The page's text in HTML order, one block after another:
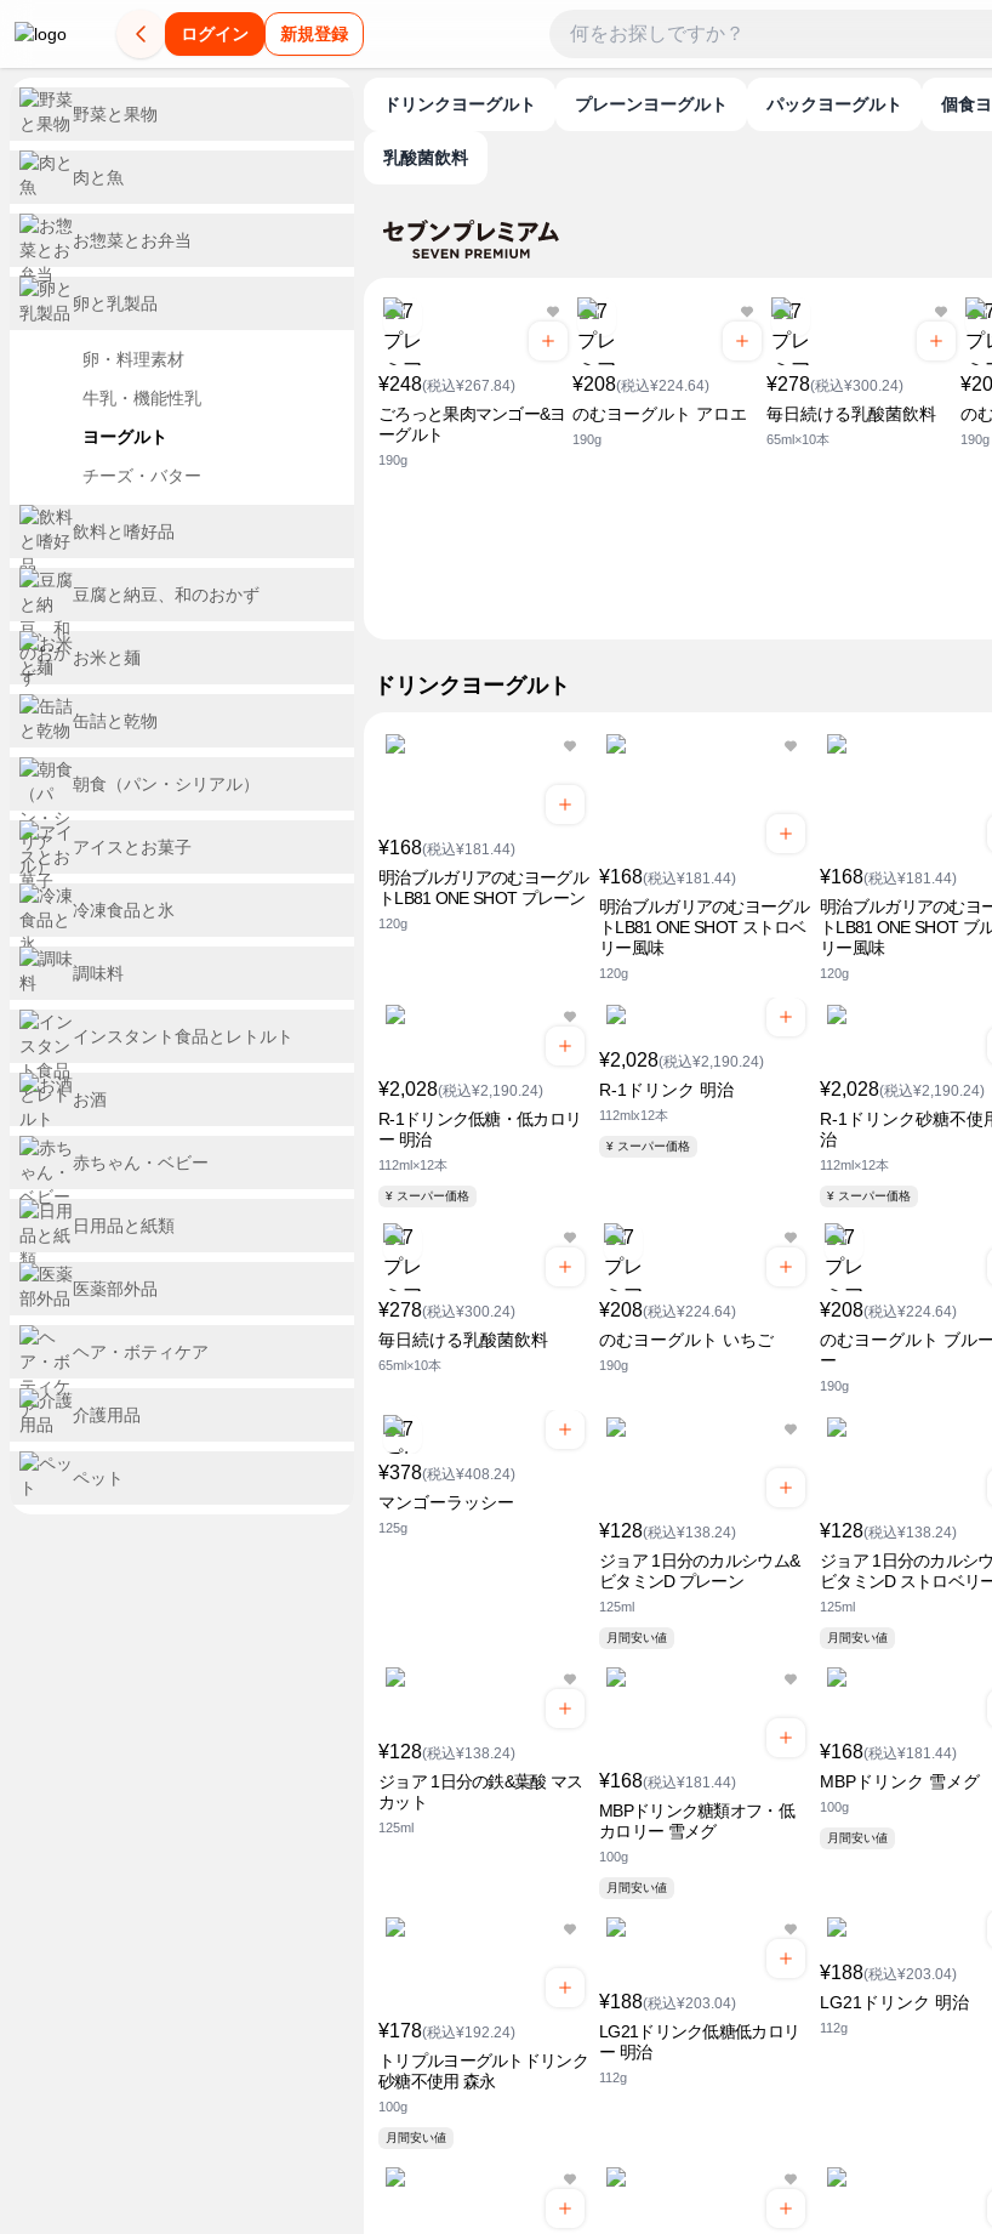
ログイン 新規登録
ドリンクヨーグルト プレーンヨーグルト パックヨーグルト 個食
乳酸菌飲料
¥248(税込¥267.84)
ごろっと果肉マンゴー&ヨ
ーグルト
190g
¥208(税込¥224.64)
のむヨーグルト アロエ
190g
¥278(税込¥300.24)
毎日続ける乳酸菌飲料
65ml×10本
の
190g
ドリンクヨーグルト
¥168(税込¥181.44)
明治ブルガリアのむヨーグル
トLB81 ONE SHOT プレーン
120g
¥168(税込¥181.44)
明治ブルガリアのむヨーグル
トLB81 ONE SHOT ストロベ
リー風味
120g
¥168(税込¥181.44)
明治ブルガリアのむヨ
トLB81 ONE SHOT ブ
リー風味
120g
¥2,028(税込¥2,190.24)
R-1ドリンク低糖・低カロリ
ー 明治
112ml×12本
¥ スーパー価格
¥2,028(税込¥2,190.24)
R-1ドリンク 明治
112mlx12本
¥ スーパー価格
¥2,028(税込¥2,190.24)
R-1ドリンク砂糖不使
治
112ml×12本
¥ スーパー価格
¥278(税込¥300.24)
毎日続ける乳酸菌飲料
65ml×10本
¥208(税込¥224.64)
のむヨーグルト いちご
190g
¥208(税込¥224.64)
のむヨーグルト ブル
ー
190g
¥378(税込¥408.24)
マンゴーラッシー
125g ¥128(税込¥138.24)
ジョア 1日分のカルシウム&
ビタミンD プレーン
125ml
月間安い値
¥128(税込¥138.24)
ジョア 1日分のカルシ
ビタミンD ストロベリ
125ml
月間安い値
¥128(税込¥138.24)
ジョア 1日分の鉄&葉酸 マス
カット
125ml
¥168(税込¥181.44)
MBPドリンク糖類オフ・低
カロリー 雪メグ
100g
月間安い値
¥168(税込¥181.44)
MBPドリンク 雪メグ
100g
月間安い値
¥178(税込¥192.24)
トリプルヨーグルトドリンク
砂糖不使用 森永
100g
月間安い値
¥188(税込¥203.04)
LG21ドリンク低糖低カロリ
ー 明治
112g
¥188(税込¥203.04)
LG21ドリンク 明治
112g
野菜と果物
肉と魚
お惣菜とお弁当
卵と乳製品
卵・料理素材
牛乳・機能性乳
ヨーグルト
チーズ・バター
飲料と嗜好品
豆腐と納豆、和のおかず
お米と麺
缶詰と乾物
朝食（パン・シリアル）
アイスとお菓子
冷凍食品と氷
調味料
インスタント食品とレトルト
お酒
赤ちゃん・ベビー
日用品と紙類
医薬部外品
ヘア・ボティケア
介護用品
ペット